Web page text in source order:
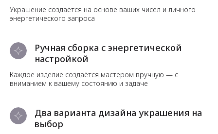
Украшение создаётся на основе ваших чисел и личного
энергетического запроса
Ручная сборка с энергетической
настройкой
Каждое изделие создаётся мастером вручную — с
вниманием к вашему состоянию и задаче
Два варианта дизайна украшения на
выбор